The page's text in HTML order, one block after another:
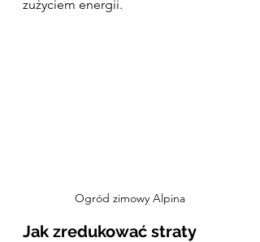
zużyciem energii.
Ogród zimowy Alpina
Jak zredukować straty